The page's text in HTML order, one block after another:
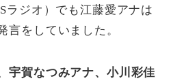
ラジオ）でも江藤愛アナは
言をしていました。
宇賀なつみアナ、小川彩佳